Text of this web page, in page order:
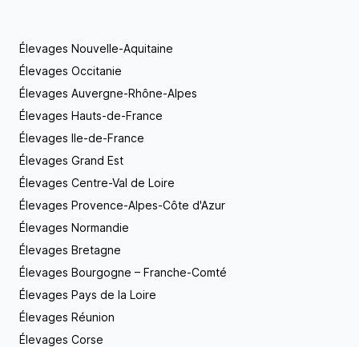
Élevages Nouvelle-Aquitaine
Élevages Occitanie
Élevages Auvergne-Rhône-Alpes
Élevages Hauts-de-France
Élevages Ile-de-France
Élevages Grand Est
Élevages Centre-Val de Loire
Élevages Provence-Alpes-Côte d'Azur
Élevages Normandie
Élevages Bretagne
Élevages Bourgogne – Franche-Comté
Élevages Pays de la Loire
Élevages Réunion
Élevages Corse